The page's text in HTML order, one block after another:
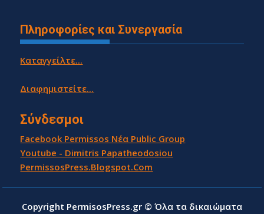
Πληροφορίες και Συνεργασία
Καταγγείλτε...
Διαφημιστείτε...
Σύνδεσμοι
Facebook Permissos Νέα Public Group
Youtube - Dimitris Papatheodosiou
PermissosPress.Blogspot.Com
Copyright PermisosPress.gr © Όλα τα δικαιώματα